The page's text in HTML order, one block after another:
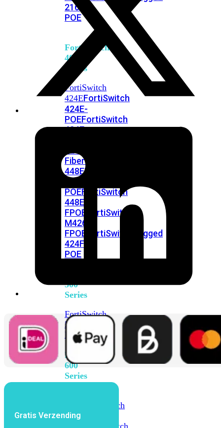
216F-
POE
FortiSwitch
400
Series
FortiSwitch
424EFortiSwitch
424E-
POEFortiSwitch
424E-
FiberFortiSwitch
448EFortiSwitch
POEFortiSwitch
448E-
FPOE
FortiSwitch
M426E-
FPOE
FortiSwitchRugged
424F-
POE
500
Series
FortiSwitch
548D-
FPOE
FortiSwitch
600
Series
FortiSwitch
624F-
FortiSwitch
Gratis Verzending